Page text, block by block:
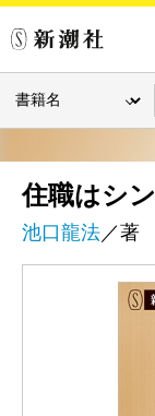
住職はシ
池口龍法／著